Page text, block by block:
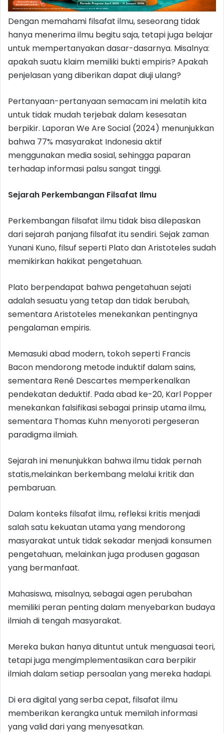
Dengan memahami filsafat ilmu, seseorang tidak
hanya menerima ilmu begitu saja, tetapi juga belajar
untuk mempertanyakan dasar-dasarnya. Misalnya:
apakah suatu klaim memiliki bukti empiris? Apakah
penjelasan yang diberikan dapat diuji ulang?
Pertanyaan-pertanyaan semacam ini melatih kita
untuk tidak mudah terjebak dalam kesesatan
berpikir. Laporan We Are Social (2024) menunjukkan
bahwa 77% masyarakat Indonesia aktif
menggunakan media sosial, sehingga paparan
terhadap informasi palsu sangat tinggi.
Sejarah Perkembangan Filsafat Ilmu
Perkembangan filsafat ilmu tidak bisa dilepaskan
dari sejarah panjang filsafat itu sendiri. Sejak zaman
Yunani Kuno, filsuf seperti Plato dan Aristoteles sudah
memikirkan hakikat pengetahuan.
Plato berpendapat bahwa pengetahuan sejati
adalah sesuatu yang tetap dan tidak berubah,
sementara Aristoteles menekankan pentingnya
pengalaman empiris.
Memasuki abad modern, tokoh seperti Francis
Bacon mendorong metode induktif dalam sains,
sementara René Descartes memperkenalkan
pendekatan deduktif. Pada abad ke-20, Karl Popper
menekankan falsifikasi sebagai prinsip utama ilmu,
sementara Thomas Kuhn menyoroti pergeseran
paradigma ilmiah.
Sejarah ini menunjukkan bahwa ilmu tidak pernah
statis,melainkan berkembang melalui kritik dan
pembaruan.
Dalam konteks filsafat ilmu, refleksi kritis menjadi
salah satu kekuatan utama yang mendorong
masyarakat untuk tidak sekadar menjadi konsumen
pengetahuan, melainkan juga produsen gagasan
yang bermanfaat.
Mahasiswa, misalnya, sebagai agen perubahan
memiliki peran penting dalam menyebarkan budaya
ilmiah di tengah masyarakat.
Mereka bukan hanya dituntut untuk menguasai teori,
tetapi juga mengimplementasikan cara berpikir
ilmiah dalam setiap persoalan yang mereka hadapi.
Di era digital yang serba cepat, filsafat ilmu
memberikan kerangka untuk memilah informasi
yang valid dari yang menyesatkan.